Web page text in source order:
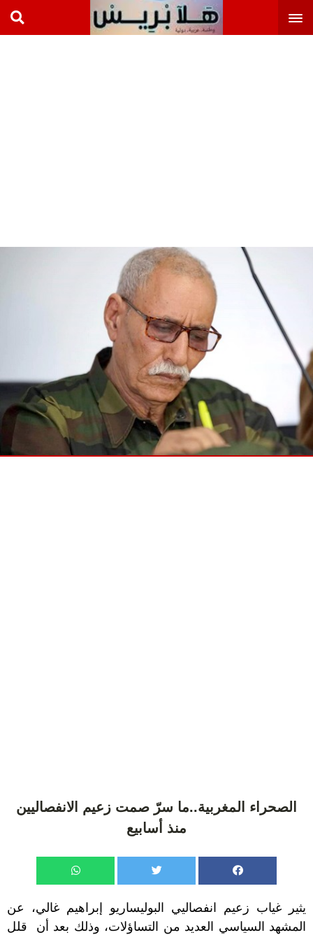
الصحراء المغربية..ما سرّ صمت زعيم الانفصاليين
منذ أسابيع
يثير غياب زعيم انفصاليي البوليساريو إبراهيم غالي، عن
المشهد السياسي العديد من التساؤلات، وذلك بعد أن قلل